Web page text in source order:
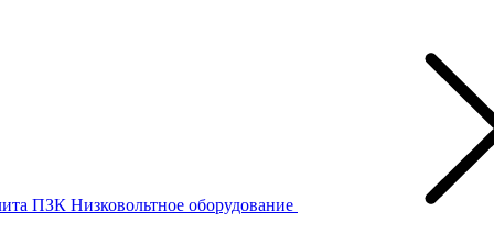
ПЗК Низковольтное оборудование